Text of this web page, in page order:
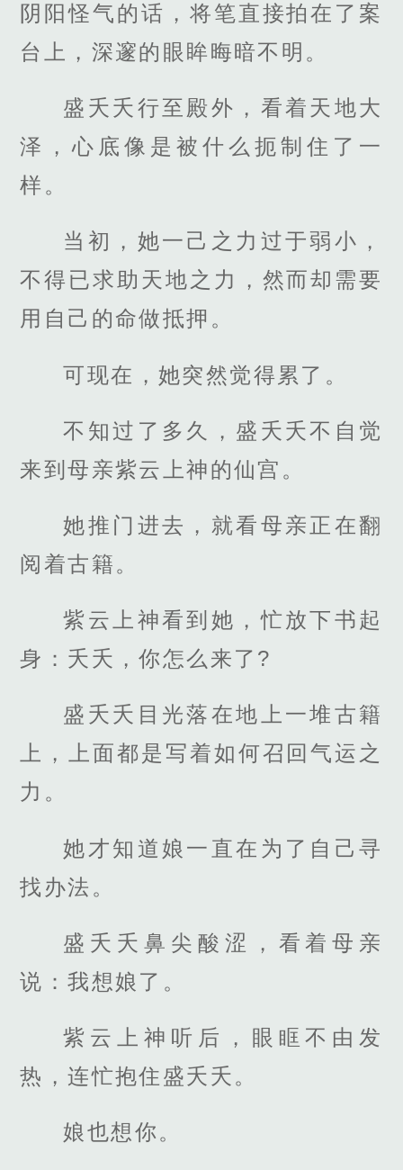
阴阳怪气的话，将笔直接拍在了案
台上，深邃的眼眸晦暗不明。
盛夭夭行至殿外，看着天地大
泽，心底像是被什么扼制住了一
样。
当初，她一己之力过于弱小，
不得已求助天地之力，然而却需要
用自己的命做抵押。
可现在，她突然觉得累了。
不知过了多久，盛夭夭不自觉
来到母亲紫云上神的仙宫。
她推门进去，就看母亲正在翻
阅着古籍。
紫云上神看到她，忙放下书起
身：夭夭，你怎么来了?
盛夭夭目光落在地上一堆古籍
上，上面都是写着如何召回气运之
力。
她才知道娘一直在为了自己寻
找办法。
盛夭夭鼻尖酸涩，看着母亲
说：我想娘了。
紫云上神听后，眼眶不由发
热，连忙抱住盛夭夭。
娘也想你。